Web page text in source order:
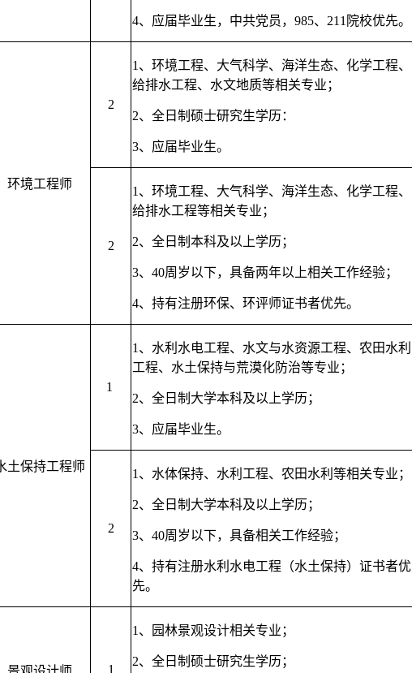
4、 应届毕业生，中共党员，985、211院校优先。
环境工程师
2
1、 环境工程、大气科学、海洋生态、化学工程、
给排水工程、水文地质等相关专业 ；
2、 全日制硕士研究生学历：
3、 应届毕业生。
2
1、 环境工程、大气科学、海洋生态、化学工程、
给排水工程等相关专业；
2、 全日制本科及以上学历；
3、 40周岁以下，具备两年以上相关工作经验；
4、 持有注册环保、环评师证书者优先。
土保持工程师
1
1、 水利水电工程、水文与水资源工程、农田水利
工程、水土保持与荒漠化防治等专业；
2、 全日制大学本科及以上学历；
3、 应届毕业生。
2
1、 水体保持、水利工程、农田水利等相关专业 ；
2、 全日制大学本科及以上学历；
3、 40周岁以下，具备相关工作经验；
4、 持有注册水利水电工程（水土保持）证书者优
先。
1
1、 园林景观设计相关专业；
2、 全日制硕士研究生学历；